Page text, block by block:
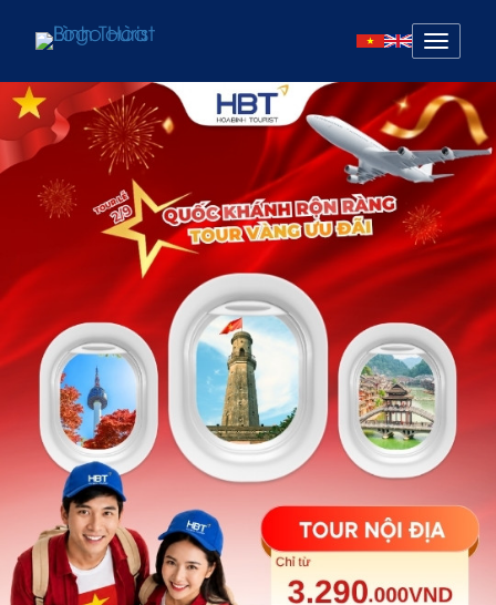
Mở
menu